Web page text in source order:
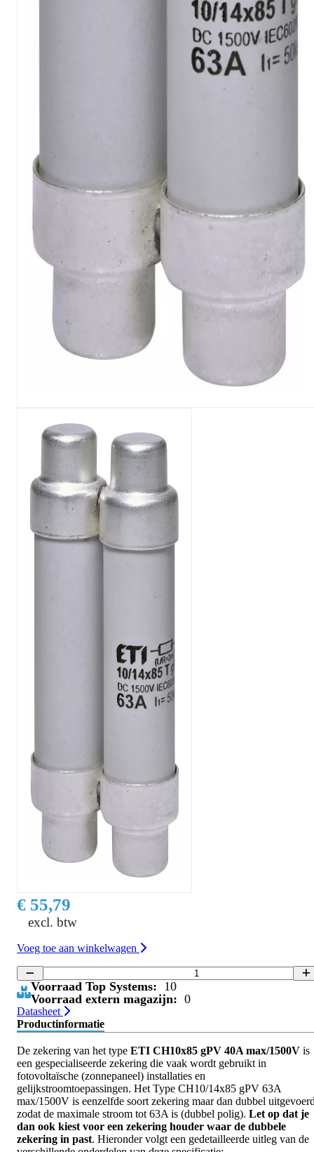
€ 55,79
excl. btw
Voeg toe aan winkelwagen
Voorraad Top Systems: 10
Voorraad extern magazijn: 0
Datasheet
Productinformatie
De zekering van het type ETI CH10x85 gPV 40A max/1500V is
een gespecialiseerde zekering die vaak wordt gebruikt in
fotovoltaïsche (zonnepaneel) installaties en
gelijkstroomtoepassingen. Het Type CH10/14x85 gPV 63A
max/1500V is eenzelfde soort zekering maar dan dubbel
zodat de maximale stroom tot 63A is (dubbel polig). Let op dat je
dan ook kiest voor een zekering houder waar de dubbele
zekering in past. Hieronder volgt een gedetailleerde uitleg van de